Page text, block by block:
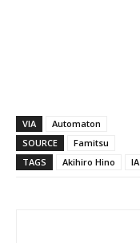
VIA
Automaton
SOURCE
Famitsu
TAGS
Akihiro Hino IA